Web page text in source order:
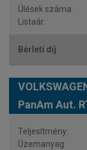
PanAm Aut.